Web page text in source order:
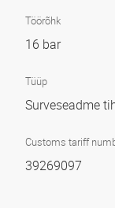
Töörõhk
16 bar
Tüüp
Surveseadme
Customs tariff
39269097